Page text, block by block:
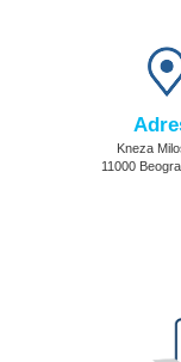
Kneza
11000